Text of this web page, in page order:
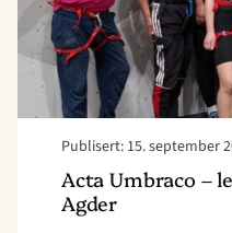
Publisert: 15. september
Acta Umbraco –
Agder